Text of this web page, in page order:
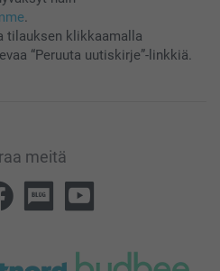
.
tilauksen klikkaamalla
“Peruuta uutiskirje”-linkkiä.
meitä